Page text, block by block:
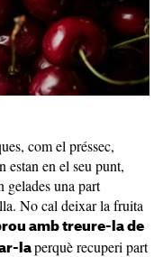
com el préssec,
estan en el seu punt,
gelades una part
No cal deixar la fruita
amb treure-la de
laperquè recuperi part